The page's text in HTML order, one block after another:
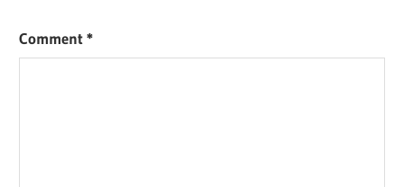
Comment*